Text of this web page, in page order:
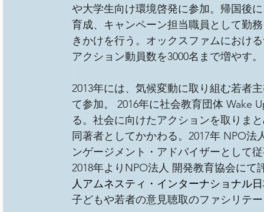
や大学生向け環境啓発に参加。帰国後
育成、キャンペーン担当職員として勤
きかけを行う。オックスファムにおけ
アクション動員数を3000名まで増やす。
2013年には、気候変動に取り組む若者
て参加。 2016年に社会教育団体 Wake
る。社会に向けたアクションを取りま
同著者としてかかわる。2017年 NPO
ンゲージメント・アドバイザーとして
2018年よりNPO法人 開発教育協会にて
人アムネスティ・インターナショナル
子どもや若者の意見聴取のファシリテ